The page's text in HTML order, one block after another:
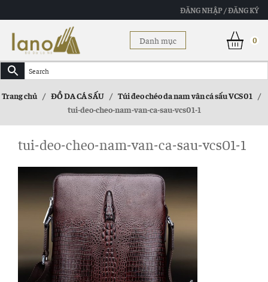
ĐĂNG NHẬP / ĐĂNG KÝ
Danh mục 0
Trang chủ / ĐỒ DA CÁ SẤU / Túi đeo chéo da nam vân cá sấu VCS01
/
tui-deo-cheo-nam-van-ca-sau-vcs01-1
tui-deo-cheo-nam-van-ca-sau-vcs01-1